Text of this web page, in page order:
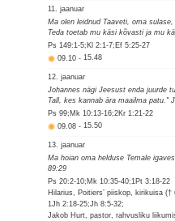
11. jaanuar
Ma olen leidnud Taaveti, oma
Teda toetab mu käsi kõvasti ja mu
Ps 149:1-5;Kl 2:1-7;Ef 5:25-27
09.10-15.48
12. jaanuar
Johannes nägi Jeesust enda juurde
Tall, kes kannab ära maailma patu."
Ps 99;Mk 10:13-16;2Kr 1:21-22
09.08-15.50
13. jaanuar
Ma hoian oma helduse Temale
89:29
Ps 20:2-10;Mk 10:35-40;1Pt 3:18-22
Hilarius, Poitiers’ piiskop, kirikuisa (†
1Jh 2:18-25;Jh 8:5-32;
Jakob Hurt, pastor, rahvusliku